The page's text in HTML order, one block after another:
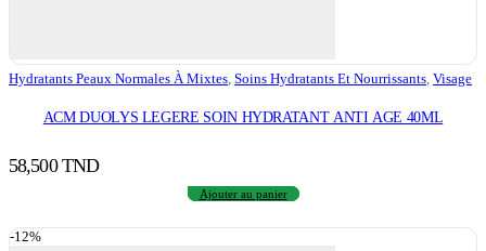
Hydratants Peaux Normales À Mixtes Soins Hydratants Et Nourrissants Visage
ACM DUOLYS LEGERE SOIN HYDRATANT ANTI AGE 40ML
58,500TND
Ajouter au panier
-12%